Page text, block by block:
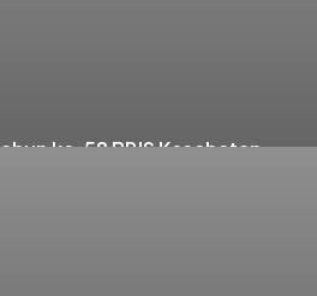
ke-58 BPJS Kesehatan